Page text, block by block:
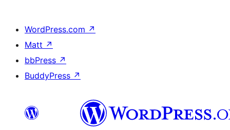
WordPress.com ↗
Matt ↗
bbPress ↗
BuddyPress ↗